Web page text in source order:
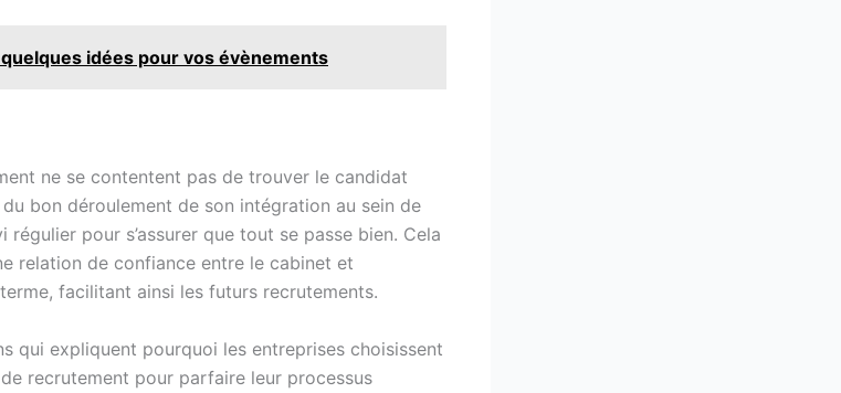
idées pour vos évènements
ne se contentent pas de trouver le candidat
du bon déroulement de son intégration au sein de
régulier pour s’assurer que tout se passe bien. Cela
relation de confiance entre le cabinet et
facilitant ainsi les futurs recrutements.
qui expliquent pourquoi les entreprises choisissent
recrutement pour parfaire leur processus